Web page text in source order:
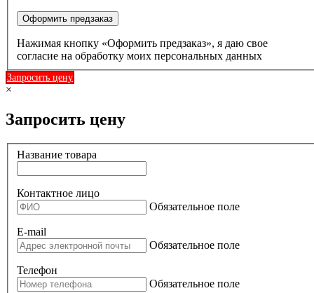
Оформить предзаказ
Нажимая кнопку «Оформить предзаказ», я даю свое
согласие на обработку моих персональных данных
Запросить цену
×
Запросить цену
Название товара
Контактное лицо
Обязательное поле
E-mail
Обязательное поле
Телефон
Обязательное поле